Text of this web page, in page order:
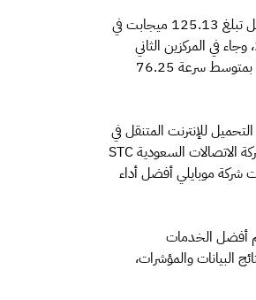
فيما تصدرت شركة "زين" قائمة مقدمي خدمات الاتصالات في سرعة الإنترنت الثابت بسرعة تحميل تبلغ 125.13 ميجابت في
الثانية، مسجلةً نسبة تحسن تصل إلى 12.85% مقارنةً بأدائها في الربع الثالث من العام 2020، وجاء في المركزين الثاني
والثالث على التوالي كل من شركة الاتصالات المتكاملة بمتوسط سرعة 97.46، وشركة "موبايلي" بمتوسط سرعة 76.25
للإنترنت المتنقل في
مناطق: الرياض، والمدينة المنورة، والقصيم، وحائل، وتبوك، والحدود الشمالية، فيما تصدرت شركة الاتصالات السعودية STC
شركة موبايلي أفضل أداء
أفضل الخدمات
البيانات والمؤشرات،